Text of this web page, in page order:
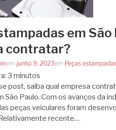
em São
contratar?
em junho 9, 2023em Peças estampadas
3 minutos
post, saiba qual empresa
São Paulo. Com os avanços da
peças veiculares foram
recente…